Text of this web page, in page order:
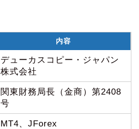
内容
デューカスコピー・ジャパン
株式会社
関東財務局長（金商）第2408
号
MT4、JForex